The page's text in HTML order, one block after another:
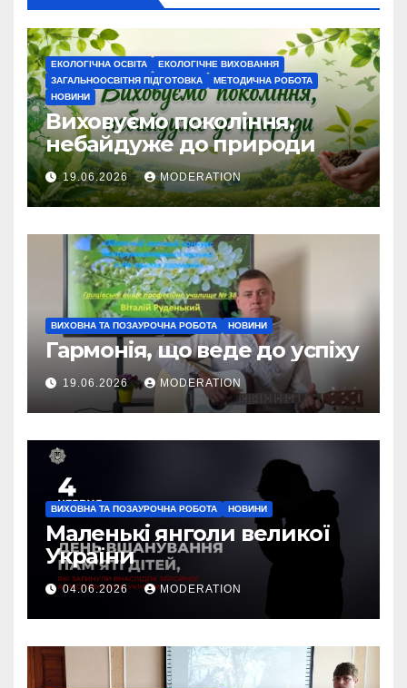
ЕКОЛОГІЧНА ОСВІТА
ЕКОЛОГІЧНЕ ВИХОВАННЯ
ЗАГАЛЬНООСВІТНЯ ПІДГОТОВКА
МЕТОДИЧНА РОБОТА
НОВИНИ
Виховуємо покоління,
небайдуже до природи
19.06.2026 MODERATION
ВИХОВНА ТА ПОЗАУРОЧНА РОБОТА НОВИНИ
Гармонія, що веде до успіху
19.06.2026 MODERATION
ВИХОВНА ТА ПОЗАУРОЧНА РОБОТА НОВИНИ
Маленькі янголи великої
України
04.06.2026 MODERATION